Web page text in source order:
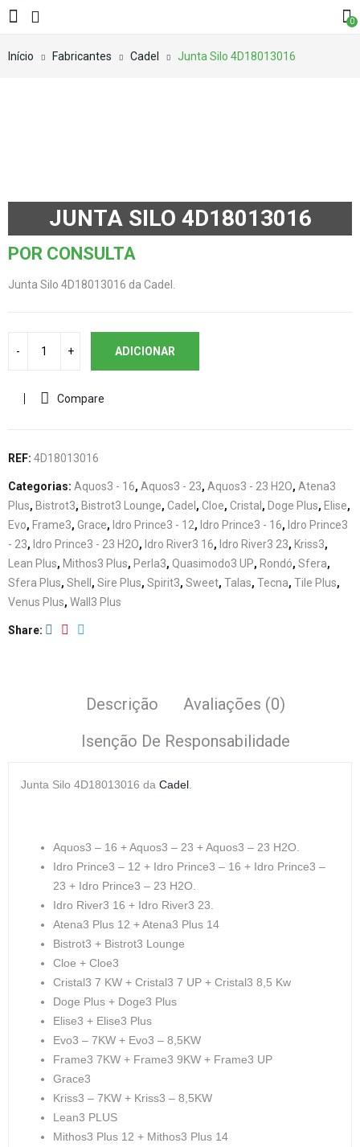
0
Início Fabricantes Cadel Junta Silo 4D18013016
JUNTA SILO 4D18013016
POR CONSULTA
Junta Silo 4D18013016 da Cadel.
ADICIONAR
Compare
REF: 4D18013016
Categorias: Aquos3 - 16, Aquos3 - 23, Aquos3 - 23 H2O, Atena3
Plus, Bistrot3, Bistrot3 Lounge, Cadel , Cloe, Cristal , Doge Plus, Elise,
Evo, Frame3, Grace, Idro Prince3 - 12, Idro Prince3 - 16, Idro Prince3
- 23, Idro Prince3 - 23 H2O, Idro River3 16, Idro River3 23, Kriss3,
Lean Plus, Mithos3 Plus, Perla3, Quasimodo3 UP, Rondó, Sfera,
Sfera Plus, Shell , Sire Plus, Spirit3, Sweet, Talas, Tecna, Tile Plus,
Venus Plus, Wall3 Plus
Share
Descrição
Avaliações (0)
Isenção De Responsabilidade
Junta Silo 4D18013016 da Cadel
Aquos3 – 16 + Aquos3 – 23 + Aquos3 – 23 H2O.
Idro Prince3 – 12 + Idro Prince3 – 16 + Idro Prince3 –
23 + Idro Prince3 – 23 H2O.
Idro River3 16 + Idro River3 23.
Atena3 Plus 12 + Atena3 Plus 14
Bistrot3 + Bistrot3 Lounge
Cloe + Cloe3
Cristal3 7 KW + Cristal3 7 UP + Cristal3 8,5 Kw
Doge Plus + Doge3 Plus
Elise3 + Elise3 Plus
Evo3 – 7KW + Evo3 – 8,5KW
Frame3 7KW + Frame3 9KW + Frame3 UP
Grace3
Kriss3 – 7KW + Kriss3 – 8,5KW
Lean3 PLUS
Mithos3 Plus 12 + Mithos3 Plus 14